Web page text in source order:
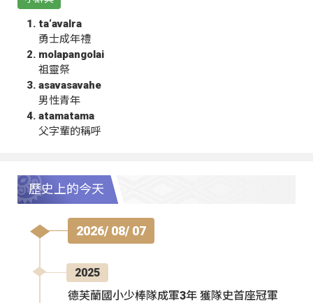
ta‘avalra
勇士成年禮
molapangolai
祖靈祭
asavasavahe
男性青年
atamatama
父字輩的稱呼
歷史上的今天
2026/ 08/ 07
2025
德芙蘭國小少棒隊成軍3年 獲隊史首座冠軍